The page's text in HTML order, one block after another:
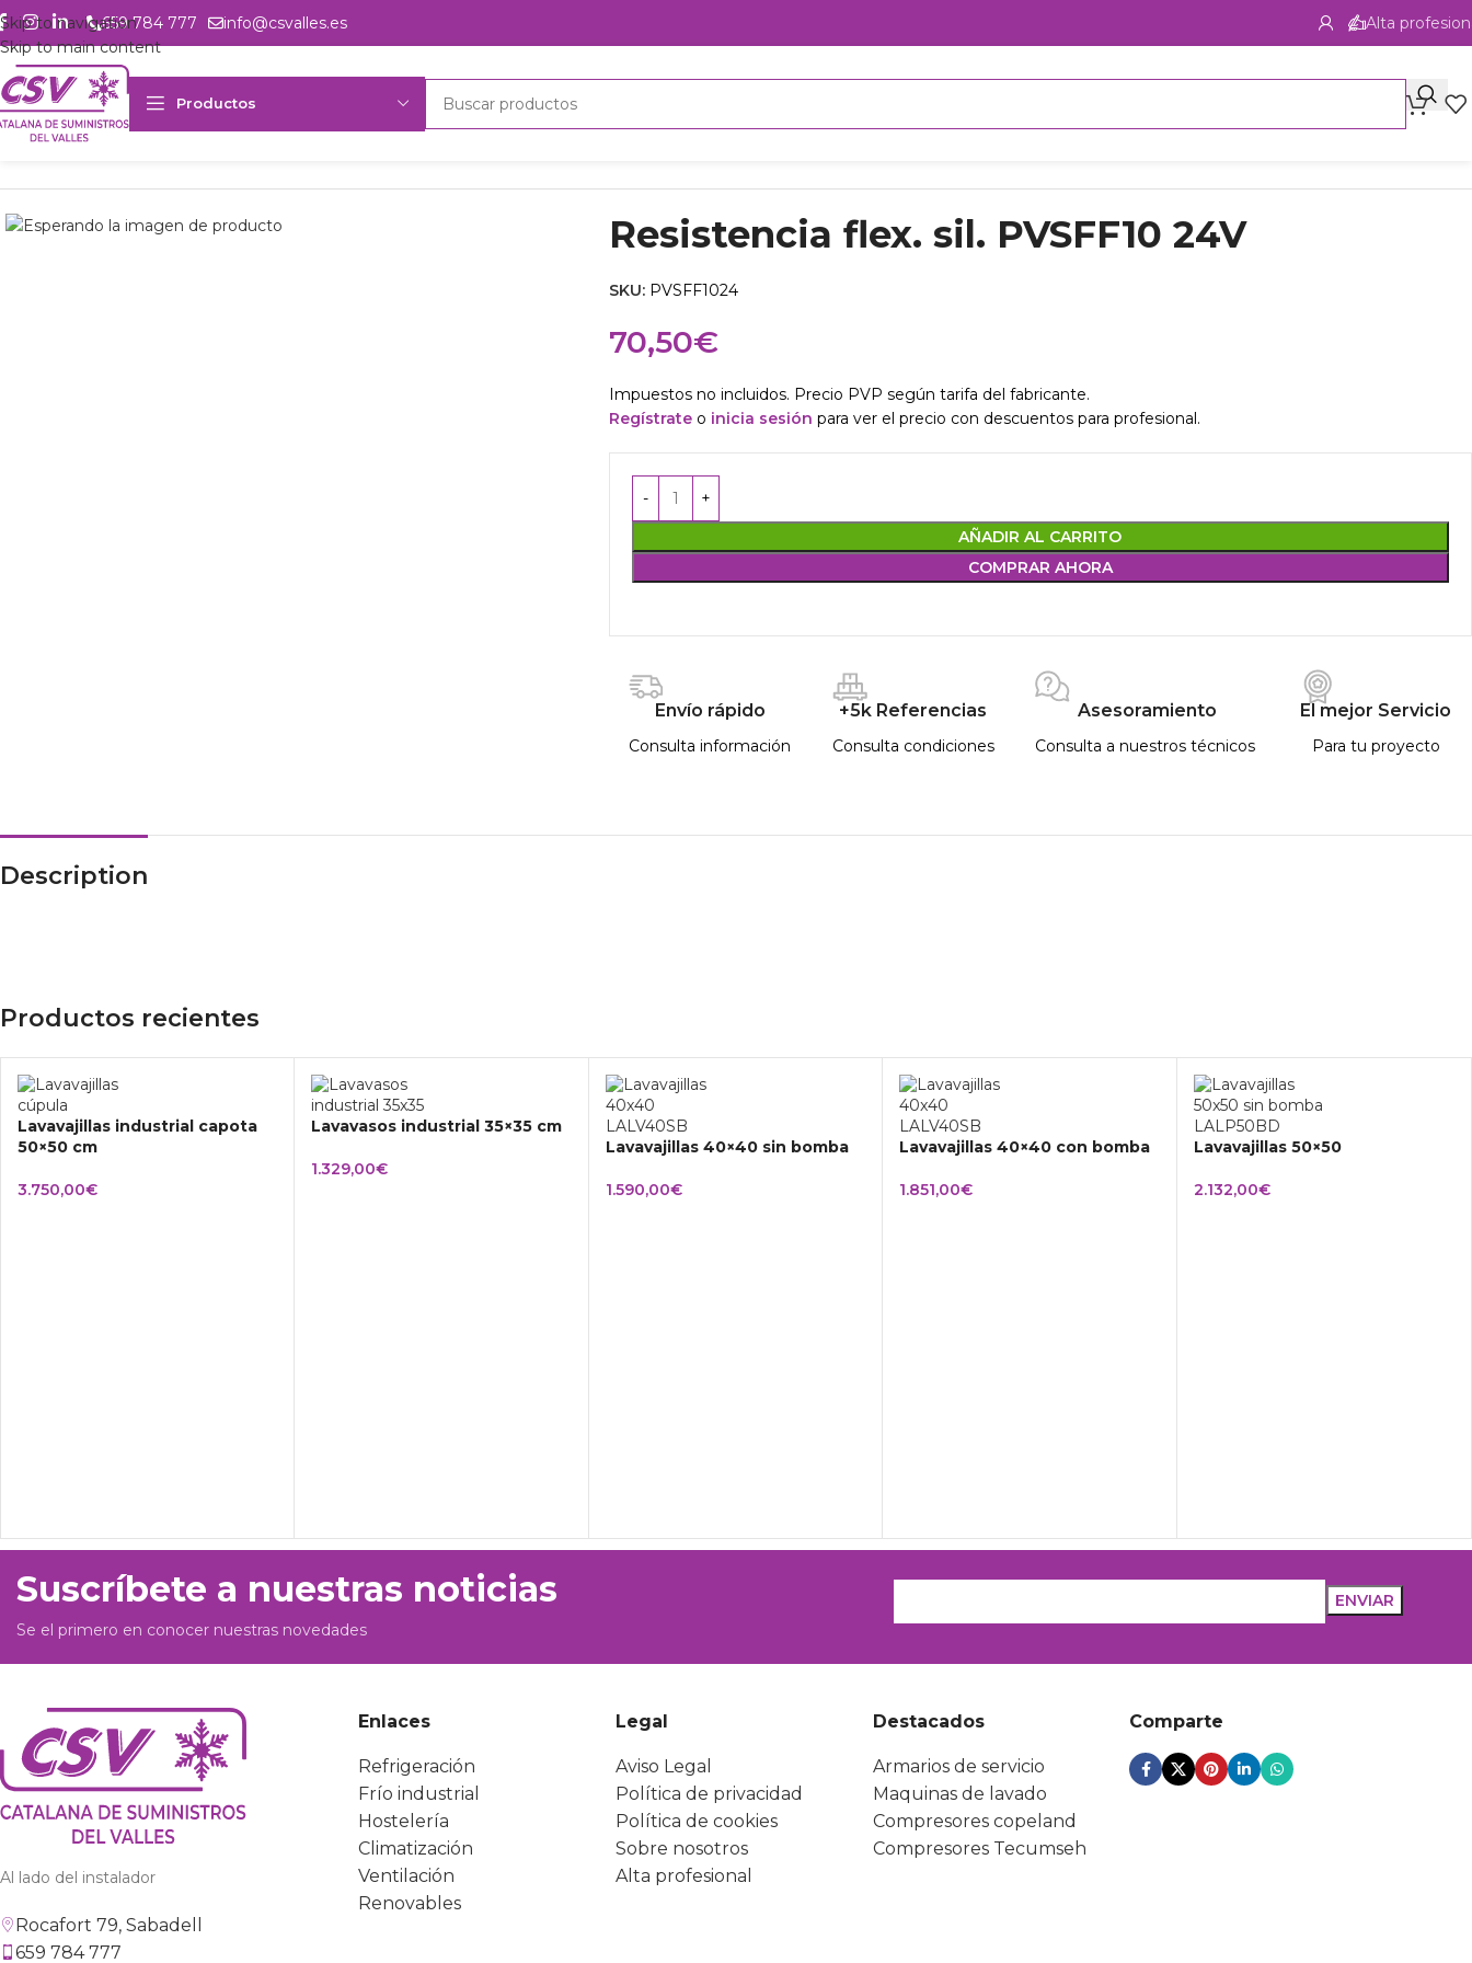
Skip to navigation
Skip to main content
659 784 777 info@csvalles.es Alta
Productos
Inicio Productos
Resistencia flex. sil. PVSFF10 24V
SKU: PVSFF1024
70,50€
Impuestos no incluidos. Precio PVP según tarifa del fabricante.
Regístrateo inicia sesión para ver el precio con descuentos para profesional.
AÑADIR AL CARRITO
COMPRAR AHORA
Envío rápido
Consulta información
+5k Referencias
Consulta condiciones
Asesoramiento
Consulta a nuestros técnicos
El mejor Servicio
Para tu proyecto
Description
Productos recientes
Lavavajillas industrial capota
50×50 cm
3.750,00€
Lavavasos industrial 35×35 cm
1.329,00€
Lavavajillas 40×40 sin bomba
1.590,00€
Lavavajillas 40×40 con bomba
1.851,00€
Lavavajillas 50×50
2.132,00€
Suscríbete a nuestras noticias
Se el primero en conocer nuestras novedades
Al lado del instalador
Rocafort 79, Sabadell
659 784 777
Enlaces
Refrigeración
Frío industrial
Hostelería
Climatización
Ventilación
Renovables
Legal
Aviso Legal
Política de privacidad
Política de cookies
Sobre nosotros
Alta profesional
Destacados
Armarios de servicio
Maquinas de lavado
Compresores copeland
Compresores Tecumseh
Comparte